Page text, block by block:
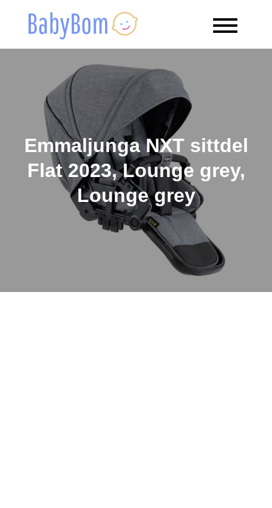
Babybom
Allt kring barn
Emmaljunga NXT sittdel
Flat 2023, Lounge grey,
Lounge grey